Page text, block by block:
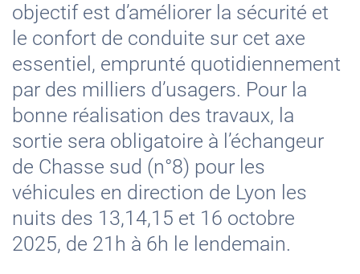
objectif est d’améliorer la sécurité et
le confort de conduite sur cet axe
essentiel, emprunté quotidiennement
par des milliers d’usagers. Pour la
bonne réalisation des travaux, la
sortie sera obligatoire à l’échangeur
de Chasse sud (n°8) pour les
véhicules en direction de Lyon les
nuits des 13,14,15 et 16 octobre
2025, de 21h à 6h le lendemain.